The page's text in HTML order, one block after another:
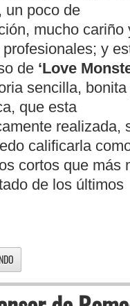
un poco de
mucho cariño
y
de ‘Love
sencilla, bonita
que esta
realizada,
calificarla
cortos que más
de los últimos